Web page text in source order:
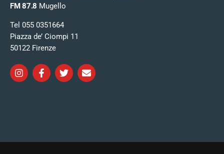
FM 87.8 Mugello
Tel 055 0351664
Piazza de’ Ciompi 11
50122 Firenze